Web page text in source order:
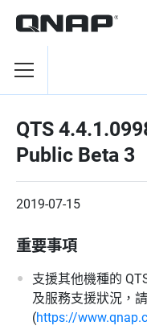
QTS
Public Beta 3
2019-07-15
重要事項
支援其他機種的
及服務支援狀況，
(https://